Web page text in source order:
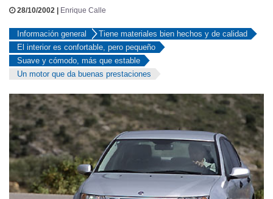
28/10/2002 | Enrique Calle
Información general
Tiene materiales bien hechos y de calidad
El interior es confortable, pero pequeño
Suave y cómodo, más que estable
Un motor que da buenas prestaciones